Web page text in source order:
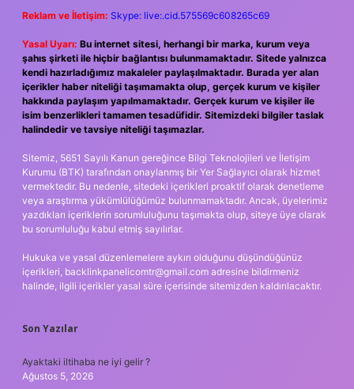
Reklam ve İletişim: Skype: live:.cid.575569c608265c69
Yasal Uyarı: Bu internet sitesi, herhangi bir marka, kurum veya
şahıs şirketi ile hiçbir bağlantısı bulunmamaktadır. Sitede yalnızca
kendi hazırladığımız makaleler paylaşılmaktadır. Burada yer alan
içerikler haber niteliği taşımamakta olup, gerçek kurum ve kişiler
hakkında paylaşım yapılmamaktadır. Gerçek kurum ve kişiler ile
isim benzerlikleri tamamen tesadüfidir. Sitemizdeki bilgiler taslak
halindedir ve tavsiye niteliği taşımazlar.
Sitemiz, 5651 Sayılı Kanun gereğince Bilgi Teknolojileri ve İletişim
Kurumu (BTK) tarafından onaylanmış bir Yer Sağlayıcı olarak hizmet
vermektedir. Bu nedenle, sitedeki içerikleri proaktif olarak denetleme
veya araştırma yükümlülüğümüz bulunmamaktadır. Ancak, üyelerimiz
yazdıkları içeriklerin sorumluluğunu taşımakta olup, siteye üye olarak
bu sorumluluğu kabul etmiş sayılırlar.
Hukuka ve yasal düzenlemelere aykırı olduğunu düşündüğünüz
içerikleri, backlinkpanelicomtr@gmail.com adresine bildirmeniz
halinde, ilgili içerikler yasal süre içerisinde sitemizden kaldırılacaktır.
Son Yazılar
Ayaktaki iltihaba ne iyi gelir ?
Ağustos 5, 2026